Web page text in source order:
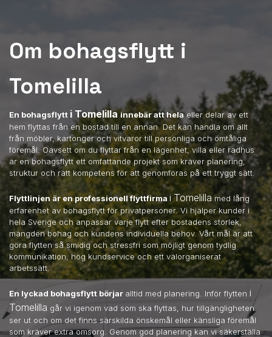
Om bohagsflytt i
Tomelilla
En bohagsflytt i Tomelillainnebär att helaeller delar av ett
hem flyttas från en bostad till en annan. Det kan handla om allt
från möbler, kartonger och vitvaror till personliga och ömtåliga
föremål. Oavsett om du flyttar från en lägenhet, villa eller radhus
är en bohagsflytt ett omfattande projekt som kräver planering,
struktur och rätt kompetens för att genomföras på ett tryggt sätt.
Flyttlinjen är en professionell flyttfirma i Tomelillamed lång
erfarenhet av bohagsflytt för privatpersoner. Vi hjälper kunder i
hela Sverige och anpassar varje flytt efter bostadens storlek,
mängden bohag och kundens individuella behov. Vårt mål är att
göra flytten så smidig och stressfri som möjligt genom tydlig
kommunikation, hög kundservice och ett välorganiserat
arbetssätt.
En lyckad bohagsflytt börjar alltid med planering. Inför flytten i
Tomelilla går vi igenom vad som ska flyttas, hur tillgängligheten
ser ut och om det finns särskilda önskemål eller känsliga föremål
som kräver extra omsorg. Genom god planering kan vi säkerställa